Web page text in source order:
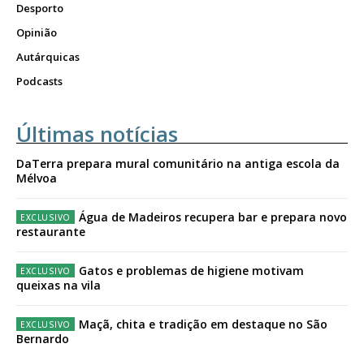
Desporto
Opinião
Autárquicas
Podcasts
Últimas notícias
DaTerra prepara mural comunitário na antiga escola da
Mélvoa
Água de Madeiros recupera bar e prepara novo
restaurante
Gatos e problemas de higiene motivam
queixas na vila
Maçã, chita e tradição em destaque no São
Bernardo